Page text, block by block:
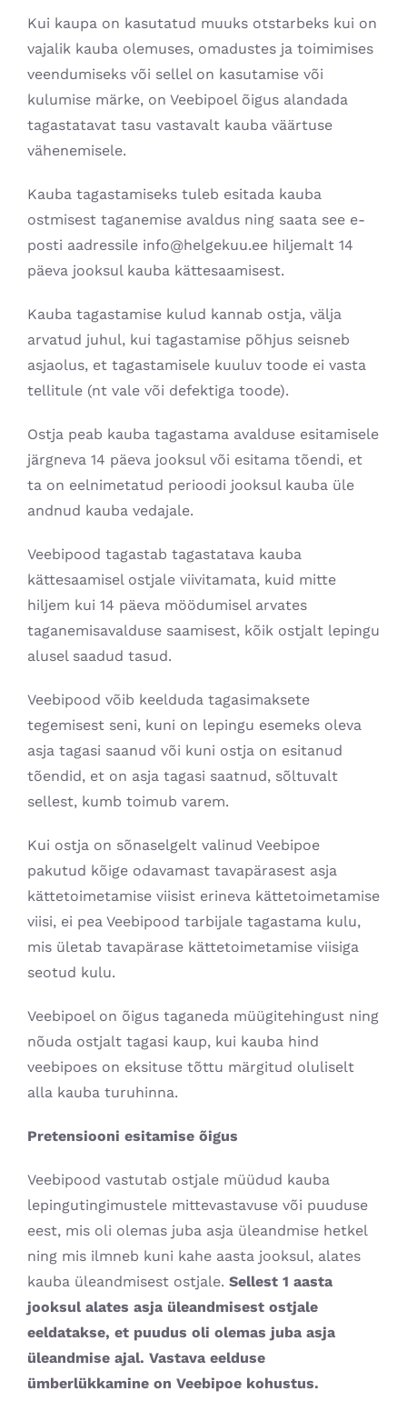
Kui kaupa on kasutatud muuks otstarbeks kui on
vajalik kauba olemuses, omadustes ja toimimises
veendumiseks või sellel on kasutamise või
kulumise märke, on Veebipoel õigus alandada
tagastatavat tasu vastavalt kauba väärtuse
vähenemisele.
Kauba tagastamiseks tuleb esitada kauba
ostmisest taganemise avaldus ning saata see e-
posti aadressile info@helgekuu.ee hiljemalt 14
päeva jooksul kauba kättesaamisest.
Kauba tagastamise kulud kannab ostja, välja
arvatud juhul, kui tagastamise põhjus seisneb
asjaolus, et tagastamisele kuuluv toode ei vasta
tellitule (nt vale või defektiga toode).
Ostja peab kauba tagastama avalduse esitamisele
järgneva 14 päeva jooksul või esitama tõendi, et
ta on eelnimetatud perioodi jooksul kauba üle
andnud kauba vedajale.
Veebipood tagastab tagastatava kauba
kättesaamisel ostjale viivitamata, kuid mitte
hiljem kui 14 päeva möödumisel arvates
taganemisavalduse saamisest, kõik ostjalt lepingu
alusel saadud tasud.
Veebipood võib keelduda tagasimaksete
tegemisest seni, kuni on lepingu esemeks oleva
asja tagasi saanud või kuni ostja on esitanud
tõendid, et on asja tagasi saatnud, sõltuvalt
sellest, kumb toimub varem.
Kui ostja on sõnaselgelt valinud Veebipoe
pakutud kõige odavamast tavapärasest asja
kättetoimetamise viisist erineva kättetoimetamise
viisi, ei pea Veebipood tarbijale tagastama kulu,
mis ületab tavapärase kättetoimetamise viisiga
seotud kulu.
Veebipoel on õigus taganeda müügitehingust ning
nõuda ostjalt tagasi kaup, kui kauba hind
veebipoes on eksituse tõttu märgitud oluliselt
alla kauba turuhinna.
Pretensiooni esitamise õigus
Veebipood vastutab ostjale müüdud kauba
lepingutingimustele mittevastavuse või puuduse
eest, mis oli olemas juba asja üleandmise hetkel
ning mis ilmneb kuni kahe aasta jooksul, alates
kauba üleandmisest ostjale. Sellest 1 aasta
jooksul alates asja üleandmisest ostjale
eeldatakse, et puudus oli olemas juba asja
üleandmise ajal. Vastava eelduse
ümberlükkamine on Veebipoe kohustus.